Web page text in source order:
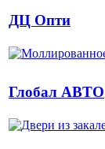
ДЦ Опти
Глобал АВТО